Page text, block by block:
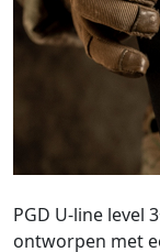
PGD U-line level
ontworpen met